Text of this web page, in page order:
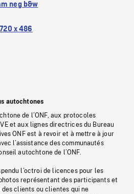
neg b&w
720 x 486
autochtones
de l’ONF, aux protocoles
et aux lignes directrices du Bureau
ONF est à revoir et à mettre à jour
l’assistance des communautés
autochtone de l’ONF.
l’octroi de licences pour les
représentant des participants et
clients ou clientes qui ne